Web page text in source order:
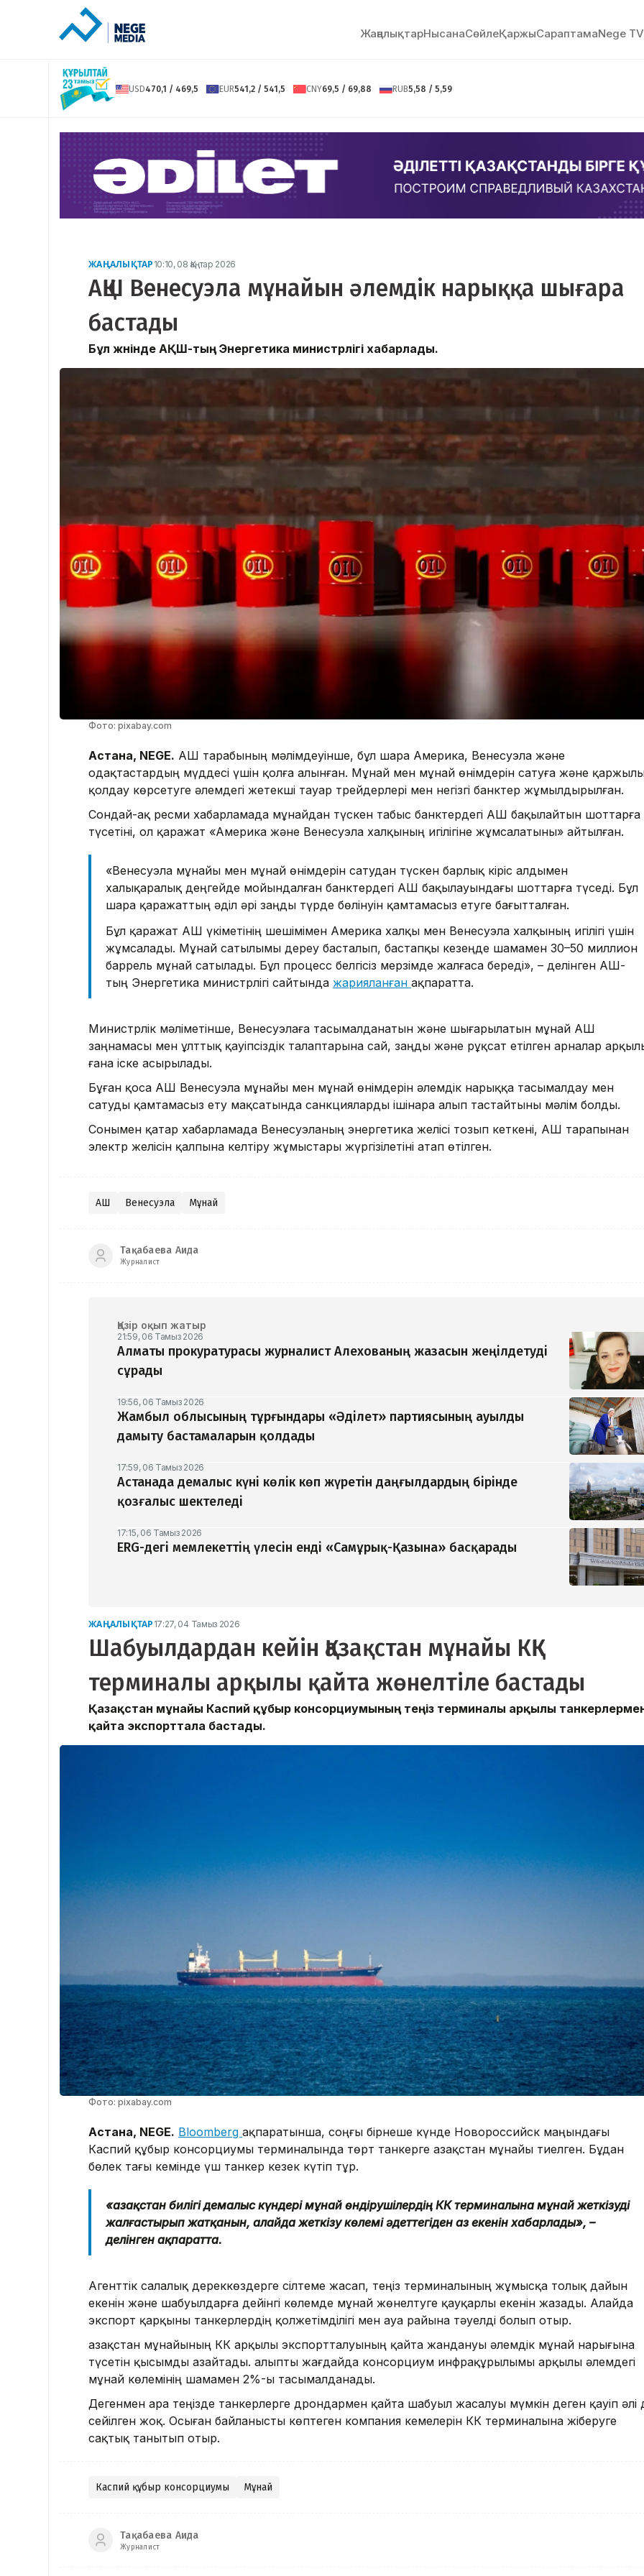
ЖаңалықтарНысанаСөйлeҚаржыСараптамаNege TV
USD470,1 / 469,5 EUR541,2 / 541,5 CNY69,5 / 69,88 RUB5,58 / 5,59
ЖАҢАЛЫҚТАР 10:10, 08 Қаңтар 2026
АҚШ Венесуэла мұнайын әлемдік нарыққа шығара
бастады
Бұл жөнінде АҚШ-тың Энергетика министрлігі хабарлады.
Фото: pixabay.com
Астана, NEGE. АҚШ тарабының мәлімдеуінше, бұл шара Америка, Венесуэла және
одақтастардың мүддесі үшін қолға алынған. Мұнай мен мұнай өнімдерін сатуға және
қолдау көрсетуге әлемдегі жетекші тауар трейдерлері мен негізгі банктер жұмылдырылған.
Сондай-ақ ресми хабарламада мұнайдан түскен табыс банктердегі АҚШ бақылайтын шоттарға
түсетіні, ол қаражат «Америка және Венесуэла халқының игілігіне жұмсалатыны» айтылған.
«Венесуэла мұнайы мен мұнай өнімдерін сатудан түскен барлық кіріс алдымен
халықаралық деңгейде мойындалған банктердегі АҚШ бақылауындағы шоттарға түседі. Бұл
шара қаражаттың әділ әрі заңды түрде бөлінуін қамтамасыз етуге бағытталған.
Бұл қаражат АҚШ үкіметінің шешімімен Америка халқы мен Венесуэла халқының игілігі үшін
жұмсалады. Мұнай сатылымы дереу басталып, бастапқы кезеңде шамамен 30–50 миллион
баррель мұнай сатылады. Бұл процесс белгісіз мерзімде жалғаса береді», – делінген АҚШ-
тың Энергетика министрлігі сайтында жарияланған ақпаратта.
Министрлік мәліметінше, Венесуэлаға тасымалданатын және шығарылатын мұнай АҚШ
заңнамасы мен ұлттық қауіпсіздік талаптарына сай, заңды және рұқсат етілген арналар
ғана іске асырылады.
Бұған қоса АҚШ Венесуэла мұнайы мен мұнай өнімдерін әлемдік нарыққа тасымалдау мен
сатуды қамтамасыз ету мақсатында санкцияларды ішінара алып тастайтыны мәлім болды.
Сонымен қатар хабарламада Венесуэланың энергетика желісі тозып кеткені, АҚШ тарапынан
электр желісін қалпына келтіру жұмыстары жүргізілетіні атап өтілген.
АҚШ Венесуэла Мұнай
Тақабаева Аида
Журналист
Қазір оқып жатыр
21:59, 06 Тамыз 2026
Алматы прокуратурасы журналист Алехованың жазасын жеңілдетуді
сұрады
19:56, 06 Тамыз 2026
Жамбыл облысының тұрғындары «Әділет» партиясының ауылды
дамыту бастамаларын қолдады
17:59, 06 Тамыз 2026
Астанада демалыс күні көлік көп жүретін даңғылдардың бірінде
қозғалыс шектеледі
17:15, 06 Тамыз 2026
ERG-дегі мемлекеттің үлесін енді «Самұрық-Қазына» басқарады
ЖАҢАЛЫҚТАР 17:27, 04 Тамыз 2026
Шабуылдардан кейін Қазақстан мұнайы КҚК
терминалы арқылы қайта жөнелтіле бастады
Қазақстан мұнайы Каспий құбыр консорциумының теңіз терминалы арқылы
қайта экспорттала бастады.
Фото: pixabay.com
Астана, NEGE. Bloomberg ақпаратынша, соңғы бірнеше күнде Новороссийск маңындағы
Каспий құбыр консорциумы терминалында төрт танкерге Қазақстан мұнайы тиелген. Бұдан
бөлек тағы кемінде үш танкер кезек күтіп тұр.
«Қазақстан билігі демалыс күндері мұнай өндірушілердің КҚК терминалына мұнай жеткізуді
жалғастырып жатқанын, алайда жеткізу көлемі әдеттегіден аз екенін хабарлады», –
делінген ақпаратта.
Агенттік салалық дереккөздерге сілтеме жасап, теңіз терминалының жұмысқа толық дайын
екенін және шабуылдарға дейінгі көлемде мұнай жөнелтуге қауқарлы екенін жазады. Алайда
экспорт қарқыны танкерлердің қолжетімділігі мен ауа райына тәуелді болып отыр.
Қазақстан мұнайының КҚК арқылы экспортталуының қайта жандануы әлемдік мұнай нарығына
түсетін қысымды азайтады. Қалыпты жағдайда консорциум инфрақұрылымы арқылы әлемдегі
мұнай көлемінің шамамен 2%-ы тасымалданады.
Дегенмен Қара теңізде танкерлерге дрондармен қайта шабуыл жасалуы мүмкін деген қауіп әлі
сейілген жоқ. Осыған байланысты көптеген компания кемелерін КҚК терминалына жіберуге
сақтық танытып отыр.
Каспий құбыр консорциумы Мұнай
Тақабаева Аида
Журналист